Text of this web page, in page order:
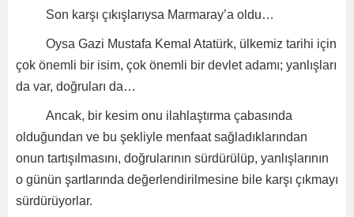
Son karşı çıkışlarıysa Marmaray’a oldu…
Oysa Gazi Mustafa Kemal Atatürk, ülkemiz tarihi için
çok önemli bir isim, çok önemli bir devlet adamı; yanlışları
da var, doğruları da…
Ancak, bir kesim onu ilahlaştırma çabasında
olduğundan ve bu şekliyle menfaat sağladıklarından
onun tartışılmasını, doğrularının sürdürülüp, yanlışlarının
o günün şartlarında değerlendirilmesine bile karşı çıkmayı
sürdürüyorlar.